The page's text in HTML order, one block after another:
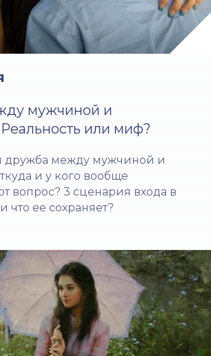
мужчиной и
или миф?
дружба между мужчиной и
и у кого вообще
вопрос? 3 сценария входа в
что ее сохраняет?